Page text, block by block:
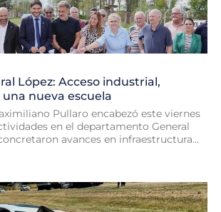
López: Acceso industrial,
nueva escuela
Pullaro encabezó este viernes
en el departamento General
avances en infraestructura...